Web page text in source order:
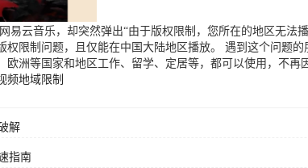
云音乐，却突然弹出“由于版权限制，您所在的地区无法
限制问题，且仅能在中国大陆地区播放。 遇到这个问题
洲等国家和地区工作、留学、定居等，都可以使用，不再
频地域限制
解
指南